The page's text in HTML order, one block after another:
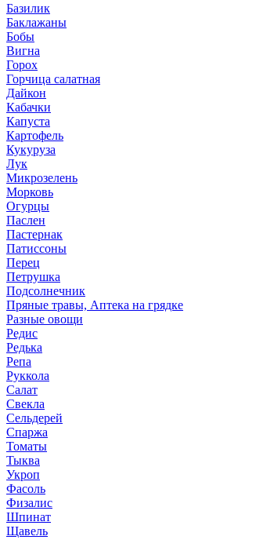
Базилик
Баклажаны
Бобы
Вигна
Горох
Горчица салатная
Дайкон
Кабачки
Капуста
Картофель
Кукуруза
Лук
Микрозелень
Морковь
Огурцы
Паслен
Пастернак
Патиссоны
Перец
Петрушка
Подсолнечник
Пряные травы, Аптека на грядке
Разные овощи
Редис
Редька
Репа
Руккола
Салат
Свекла
Сельдерей
Спаржа
Томаты
Тыква
Укроп
Фасоль
Физалис
Шпинат
Щавель